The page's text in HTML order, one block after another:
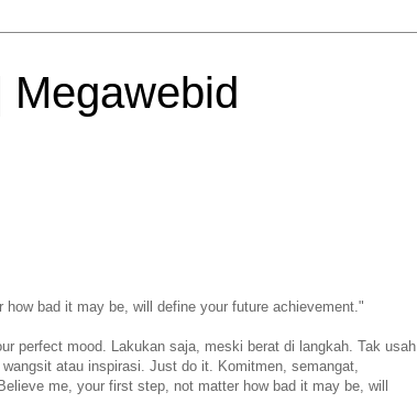
Megawebid
bad it may be, will define your future achievement."
perfect mood. Lakukan saja, meski berat di langkah. Tak usah
atau inspirasi. Just do it. Komitmen, semangat,
me, your first step, not matter how bad it may be, will